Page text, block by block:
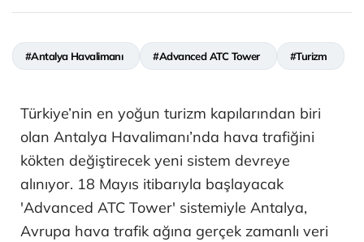
#Antalya Havalimanı #Advanced ATC Tower #Turizm
Türkiye’nin en yoğun turizm kapılarından biri
olan Antalya Havalimanı’nda hava trafiğini
kökten değiştirecek yeni sistem devreye
alınıyor. 18 Mayıs itibarıyla başlayacak
'Advanced ATC Tower' sistemiyle Antalya,
Avrupa hava trafik ağına gerçek zamanlı veri